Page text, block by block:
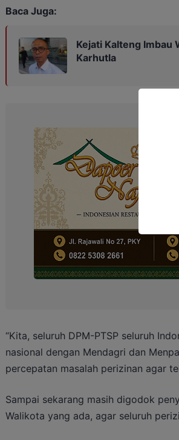
Baca Juga:
Kejati Kalteng Imbau
Karhutla
“Kita, seluruh DPM-PTSP seluruh
nasional dengan Mendagri dan
percepatan masalah perizinan agar
Sampai sekarang masih digodok
Walikota yang ada, agar seluruh